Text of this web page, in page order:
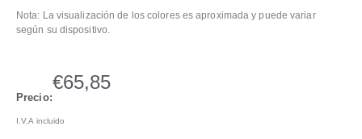
Nota: La visualización de los colores es aproximada y puede variar
según su dispositivo.
Precio:
€65,85
I.V.A incluido